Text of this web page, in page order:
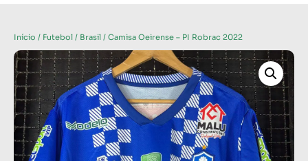
Início / Futebol / Brasil / Camisa Oeirense – PI Robrac 2022